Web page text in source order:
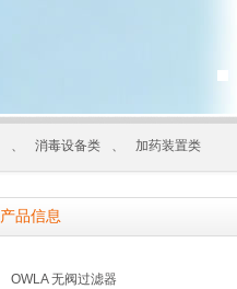
、 消毒设备类 、 加药装置类
产品信息
OWLA 无阀过滤器